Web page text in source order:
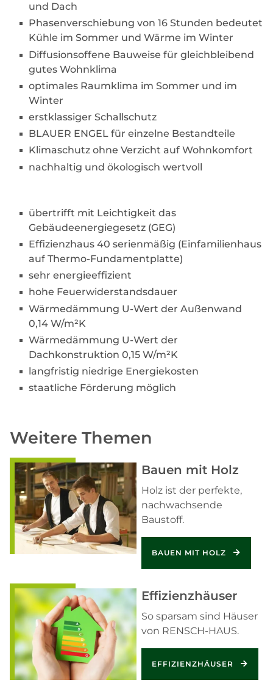
und Dach
Phasenverschiebung von 16 Stunden bedeutet
Kühle im Sommer und Wärme im Winter
Diffusionsoffene Bauweise für gleichbleibend
gutes Wohnklima
optimales Raumklima im Sommer und im
Winter
erstklassiger Schallschutz
BLAUER ENGEL für einzelne Bestandteile
Klimaschutz ohne Verzicht auf Wohnkomfort
nachhaltig und ökologisch wertvoll
übertrifft mit Leichtigkeit das
Gebäudeenergiegesetz (GEG)
Effizienzhaus 40 serienmäßig (Einfamilienhaus
auf Thermo-Fundamentplatte)
sehr energieeffizient
hohe Feuerwiderstandsdauer
Wärmedämmung U-Wert der Außenwand
0,14 W/m²K
Wärmedämmung U-Wert der
Dachkonstruktion 0,15 W/m²K
langfristig niedrige Energiekosten
staatliche Förderung möglich
Weitere Themen
Bauen mit Holz
Holz ist der perfekte,
nachwachsende
Baustoff.
BAUEN MIT HOLZ
Effizienzhäuser
So sparsam sind Häuser
von RENSCH-HAUS.
EFFIZIENZHÄUSER